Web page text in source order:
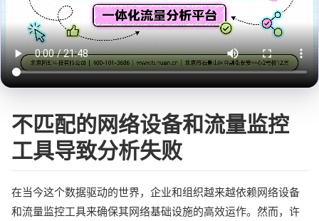
不匹配的网络设备和流量监控
工具导致分析失败
在当今这个数据驱动的世界，企业和组织越来越依赖网络设备
和流量监控工具来确保其网络基础设施的高效运作。然而，许